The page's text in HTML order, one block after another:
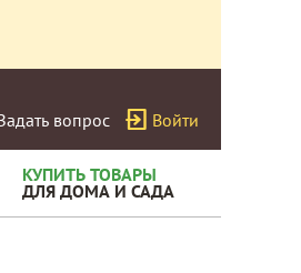
вопрос Войти
КУПИТЬ ТОВАРЫ
ДЛЯ ДОМА И САДА